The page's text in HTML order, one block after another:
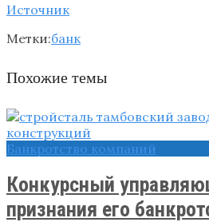
Источник
Метки:банк
Похожие темы
Банкротство компаний
Конкурсный
признания его